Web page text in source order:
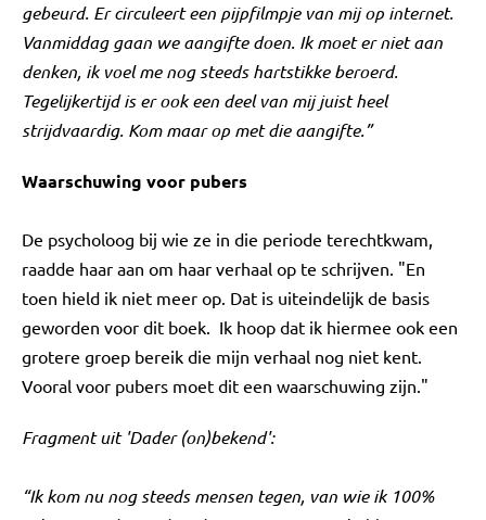
gebeurd. Er circuleert een pijpfilmpje van mij op internet.
Vanmiddag gaan we aangifte doen. Ik moet er niet aan
denken, ik voel me nog steeds hartstikke beroerd.
Tegelijkertijd is er ook een deel van mij juist heel
strijdvaardig. Kom maar op met die aangifte.”
Waarschuwing voor pubers
De psycholoog bij wie ze in die periode terechtkwam,
raadde haar aan om haar verhaal op te schrijven. "En
toen hield ik niet meer op. Dat is uiteindelijk de basis
geworden voor dit boek. Ik hoop dat ik hiermee ook een
grotere groep bereik die mijn verhaal nog niet kent.
Vooral voor pubers moet dit een waarschuwing zijn."
Fragment uit 'Dader (on)bekend':
“Ik kom nu nog steeds mensen tegen, van wie ik 100%